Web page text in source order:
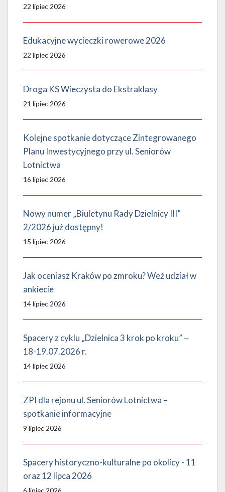
22 lipiec 2026
Edukacyjne wycieczki rowerowe 2026
22 lipiec 2026
Droga KS Wieczysta do Ekstraklasy
21 lipiec 2026
Kolejne spotkanie dotyczące Zintegrowanego
Planu Inwestycyjnego przy ul. Seniorów
Lotnictwa
16 lipiec 2026
Nowy numer „Biuletynu Rady Dzielnicy III”
2/2026 już dostępny!
15 lipiec 2026
Jak oceniasz Kraków po zmroku? Weź udział w
ankiecie
14 lipiec 2026
Spacery z cyklu „Dzielnica 3 krok po kroku” ‒
18-19.07.2026 r.
14 lipiec 2026
ZPI dla rejonu ul. Seniorów Lotnictwa –
spotkanie informacyjne
9 lipiec 2026
Spacery historyczno-kulturalne po okolicy - 11
oraz 12 lipca 2026
6 lipiec 2026